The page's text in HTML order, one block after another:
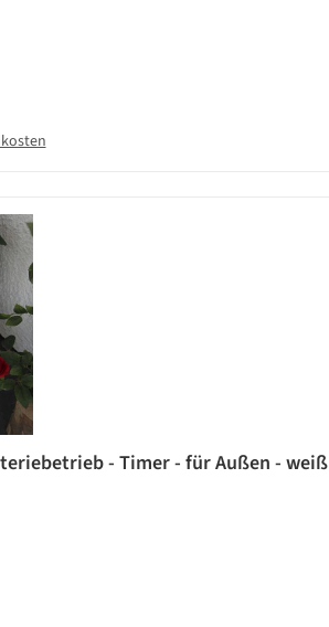
- Timer - für Außen - weiß